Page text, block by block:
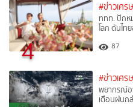
4
#ข่าวเศร
ททท. ปักห
โลก ดันไท
87
#ข่าวเศร
พยากรณ์อ
เตือนฝนถ